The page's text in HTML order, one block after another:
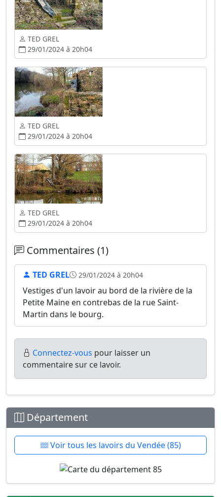
TED GREL
29/01/2024 à 20h04
TED GREL
29/01/2024 à 20h04
TED GREL
29/01/2024 à 20h04
Commentaires (1)
TED GREL 29/01/2024 à 20h04
Vestiges d'un lavoir au bord de la rivière de la
Petite Maine en contrebas de la rue Saint-
Martin dans le bourg.
Connectez-vous pour laisser un
commentaire sur ce lavoir.
Département
Voir tous les lavoirs du Vendée (85)